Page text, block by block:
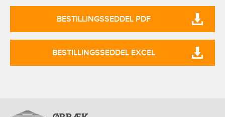
BESTILLINGSSEDDEL PDF
BESTILLINGSSEDDEL EXCEL